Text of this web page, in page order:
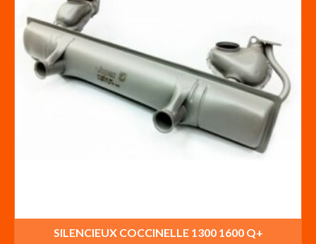
SILENCIEUX COCCINELLE 1300 1600 Q+